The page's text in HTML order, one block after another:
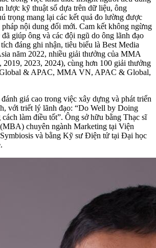
lược kỹ thuật số dựa trên dữ liệu, ông
trọng mang lại các kết quả đo lường được
nội dung đổi mới. Cam kết không ngừng
giúp ông và các đội ngũ do ông lãnh đạo
đáng ghi nhận, tiêu biểu là Best Media
năm 2022, nhiều giải thưởng của MMA
2019, 2023, 2024), cùng hơn 100 giải thưởng
& APAC, MMA VN, APAC & Global,
giá cao trong việc xây dựng và phát triển
với triết lý lãnh đạo: “Do Well by Doing
làm điều tốt”. Ông sở hữu bằng Thạc sĩ
chuyên ngành Marketing tại Viện
và bằng Kỹ sư Điện tử tại Đại học